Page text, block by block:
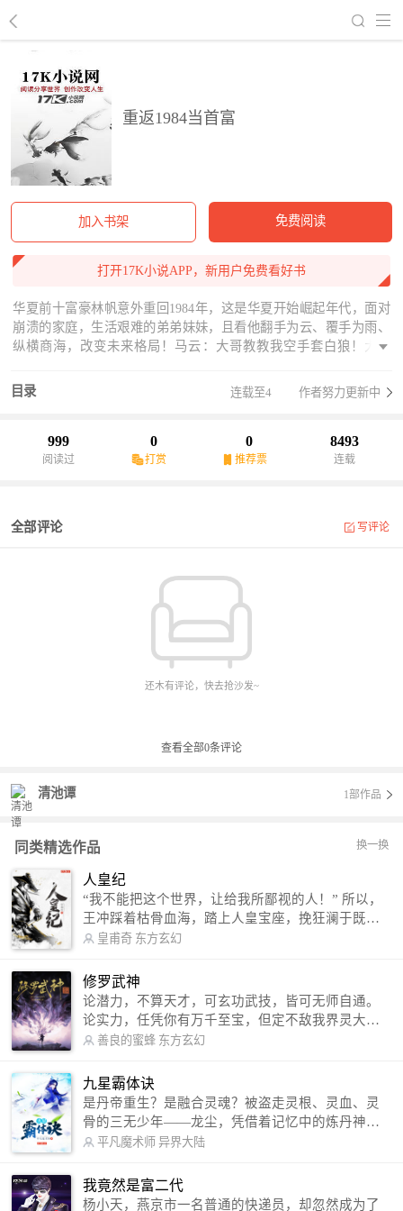
重返1984当首富
加入书架 免费阅读
打开17K小说APP，新用户免费看好书
华夏前十富豪林帆意外重回1984年，这是华夏开始崛起年代，面对
崩溃的家庭，生活艰难的弟弟妹妹，且看他翻手为云、覆手为雨、
纵横商海，改变未来格局！马云：大哥教教我空手套白狼！大刘
目录
连载至4 作者努力更新中
999
阅读过
0
打赏
0
推荐票
8493
连载
全部评论 写评论
还木有评论，快去抢沙发~
查看全部0条评论
清池谭 1部作品
同类精选作品 换一换
人皇纪
“我不能把这个世界，让给我所鄙视的人！” 所以，
王冲踩着枯骨血海，踏上人皇宝座，挽狂澜于既
倒，扶大厦之将倾，成就了一段无上的传说！ 微信
微博：皇甫奇（地址：http://weibo.com/u/25284575
87） QQ交流群：320238210【普通群】 574501330
【VIP订阅群】 欢迎大家关注。
皇甫奇 东方玄幻
修罗武神
论潜力，不算天才，可玄功武技，皆可无师自通。
论实力，任凭你有万千至宝，但定不敌我界灵大
军。 我是谁？天下众生视我为修罗，却不知，我以
信公众号：善良的蜜蜂后援会）
善良的蜜蜂 东方玄幻
九星霸体诀
是丹帝重生？是融合灵魂？被盗走灵根、灵血、灵
骨的三无少年——龙尘，凭借着记忆中的炼丹神
术，修行神秘功法九星霸体诀，拨开重重迷雾，解
勾搭各色美女，镇压恶鬼邪神。 江湖传闻：龙
尘一到，地吼天啸。龙尘一出，鬼泣神哭。 本
平凡魔术师 异界大陆
我竟然是富二代
杨小天，燕京市一名普通的快递员，却忽然成为了